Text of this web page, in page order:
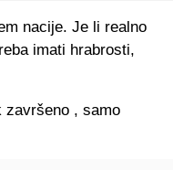
nacije. Je li realno
imati hrabrosti,
završeno , samo